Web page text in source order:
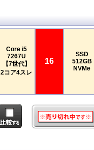
Core i5
7267U
【7世代】
2コア4スレ
16
SSD
512GB
NVMe